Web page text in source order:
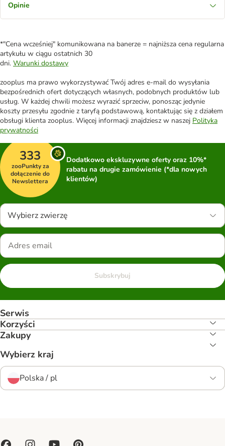
Opinie
*"Cena wcześniej" komunikowana na banerze = najniższa cena regularna
artykułu w ciągu ostatnich 30
dni. Warunki dostawy
zooplus ma prawo wykorzystywać Twój adres e-mail do wysyłania
bezpośrednich ofert dotyczących własnych, podobnych produktów lub
usług. W każdej chwili możesz wyrazić sprzeciw, ponosząc jedynie
koszty przesyłu zgodnie z taryfą podstawową, kontaktując się z działem
obsługi klienta zooplus. Więcej informacji znajdziesz w naszej Polityka
prywatności
333
zooPunkty za
dołączenie do
Newslettera
Dodatkowo ekskluzywne oferty oraz 10%*
rabatu na drugie zamówienie (*dla nowych
klientów)
Wybierz zwierzę
Subskrybuj
Serwis
Korzyści
Zakupy
Wybierz kraj
Polska / pl